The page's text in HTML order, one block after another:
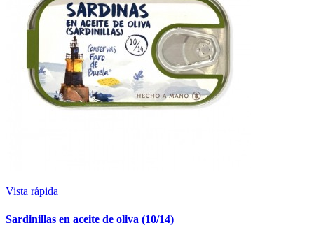
Vista rápida
Sardinillas en aceite de oliva (10/14)